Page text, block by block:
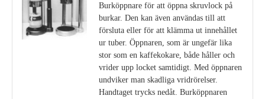
Burköppnare för att öppna skruvlock på
burkar. Den kan även användas till att
försluta eller för att klämma ut innehållet
ur tuber. Öppnaren, som är ungefär lika
stor som en kaffekokare, både håller och
vrider upp locket samtidigt. Med öppnaren
undviker man skadliga vridrörelser.
Handtaget trycks nedåt. Burköppnaren